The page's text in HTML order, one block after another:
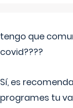
tengo que
covid????
Sí, es
programes tu